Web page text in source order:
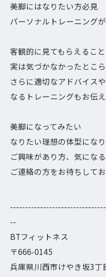
美脚にはなりたい方必見
パーソナルトレーニング
客観的に見てもらえるこ
実は気づかなかったとこ
さらに適切なアドバイス
なるトレーニングもお伝え
美脚になってみたい
なりたい理想の体型にな
ご興味があり方、気にな
ご連絡の方をお待ちしてお
--
BTフィットネス
〒666-0145
兵庫県川西市けやき坂3丁